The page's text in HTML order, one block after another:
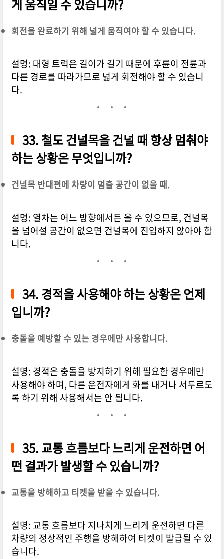
게 움직일 수 있습니까?
회전을 완료하기 위해 넓게 움직여야 할 수 있습니다.
설명: 대형 트럭은 길이가 길기 때문에 후륜이 전륜과
다른 경로를 따라가므로 넓게 회전해야 할 수 있습니
다.
33. 철도 건널목을 건널 때 항상 멈춰야
하는 상황은 무엇입니까?
건널목 반대편에 차량이 멈출 공간이 없을 때.
설명: 열차는 어느 방향에서든 올 수 있으므로, 건널목
을 넘어설 공간이 없으면 건널목에 진입하지 않아야 합
니다.
34. 경적을 사용해야 하는 상황은 언제
입니까?
충돌을 예방할 수 있는 경우에만 사용합니다.
설명: 경적은 충돌을 방지하기 위해 필요한 경우에만
사용해야 하며, 다른 운전자에게 화를 내거나 서두르도
록 하기 위해 사용해서는 안 됩니다.
35. 교통 흐름보다 느리게 운전하면 어
떤 결과가 발생할 수 있습니까?
교통을 방해하고 티켓을 받을 수 있습니다.
설명: 교통 흐름보다 지나치게 느리게 운전하면 다른
차량의 정상적인 주행을 방해하여 티켓이 발급될 수 있
습니다.